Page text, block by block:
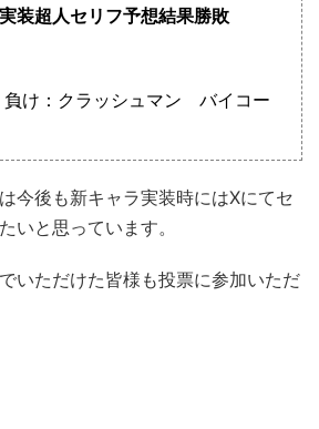
超人セリフ予想結果勝敗
け：クラッシュマン バイコー
今後も新キャラ実装時にはXにてセ
いと思っています。
いただけた皆様も投票に参加いただ